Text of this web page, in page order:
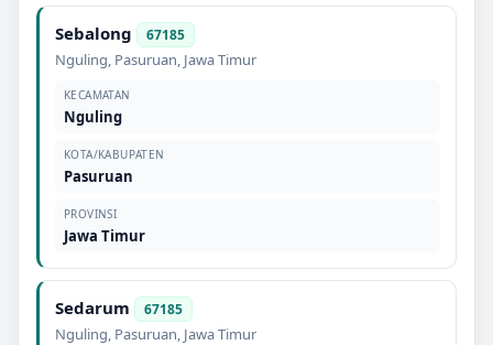
Sebalong 67185
Nguling, Pasuruan, Jawa Timur
KECAMATAN
Nguling
KOTA/KABUPATEN
Pasuruan
PROVINSI
Jawa Timur
Sedarum 67185
Nguling, Pasuruan, Jawa Timur